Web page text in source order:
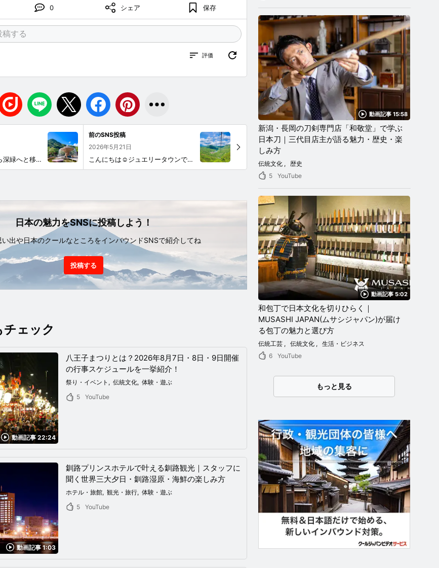
0 シェア 保存
評価
昇仙峡は今、新緑から深緑へと移り変わる、ひときわ美しい季節を迎えています。皆さまこんにちは、甲州郷土料理わらじです。 澄み渡る青空の下、柔らかな若葉は深みのある緑へと姿を変え、山々は生命力に満ちた表情を見せています。水音が心地よく響く風景の中で過ごす時間は、まさに癒やしのひととき。 そんな季節に味わっていただきたいのが、わらじ自慢のお料理です。 清らかな水で締めた風味豊かなお蕎麦。 じっくり丁寧に焼き上げた香ばしい岩魚。 季節の恵みを生かした一品一品が、旅のひとときをより特別なものにしてくれます。 自然のエネルギーを感じながら味わう素朴でやさしい味わいは、心も体も満たしてくれるはず。 昇仙峡の深まる緑とともに、季節のごちそうをぜひお楽しみください。
前のSNS投稿
2026年5月21日
こんにちは☺️ジュエリータウンです！昇仙峡は今、新緑がいっそう鮮やかになり、青空と白い雲のコントラストがとても美しい季節です🌿✨ 山々を吹き抜ける爽やかな風と、目の前に広がる緑の景色を楽しめます⛰️ 昇仙峡のロープウェイでは、風を感じながら一面に広がる新緑を味わえ、水晶発祥の地である金峰山⛰️、荒川ダムを見渡せます。 標高1000mを超える頂上では、天気が良い日には富士山を眺められ、30分ほど歩くと絶景の弥三郎岳もありパワースポットの宝庫です⛰️✨✨ ロープウェイのすぐ真隣にある当店では、新しく虹色が輝く水晶玉が入荷しました🔮 散策のあいまに美しいレインボーをぜひ見にいらしてください☺️🌈 暑い日が続きますので、暑さ対策をお忘れなく 自然をお楽しみください🌿
日本の魅力をSNSに投稿しよう！
出や日本のクールなところをインバウンドSNSで紹介してね
投稿する
チェック
動画記事 22:24
八王子まつりとは？2026年8月7日・8日・9日開催
の行事スケジュールを一挙紹介！
祭り・イベント 伝統文化
体験・遊ぶ
5
YouTube
動画記事 1:03
釧路プリンスホテルで叶える釧路観光｜スタッフに
聞く世界三大夕日・釧路湿原・海鮮の楽しみ方
ホテル・旅館 観光・旅行
体験・遊ぶ
5
YouTube
動画記事 15:58
新潟・長岡の刀剣専門店「和敬堂」で学ぶ
日本刀｜三代目店主が語る魅力・歴史・楽
しみ方
伝統文化
歴史
5
YouTube
動画記事 5:02
和包丁で日本文化を切りひらく｜
MUSASHI JAPAN(ムサシジャパン)が届け
る包丁の魅力と選び方
伝統工芸 伝統文化
生活・ビジネス
6
YouTube
もっと見る